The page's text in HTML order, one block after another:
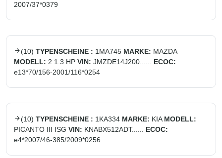
2007/37*0379
(10) TYPENSCHEINE : 1MA745 MARKE: MAZDA
MODELL: 2 1.3 HP VIN: JMZDE14J200......
ECOC:
e13*70/156-2001/116*0254
(10) TYPENSCHEINE : 1KA334 MARKE: KIA MODELL:
PICANTO III ISG VIN: KNABX512ADT......
ECOC:
e4*2007/46-385/2009*0256